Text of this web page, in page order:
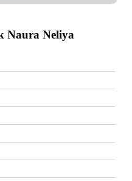
Naura Neliya